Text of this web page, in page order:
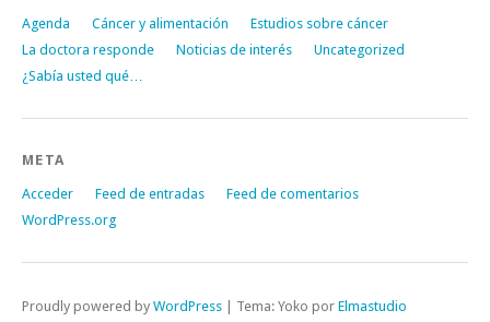
Agenda Cáncer y alimentación
Estudios sobre cáncer
La doctora responde
Noticias de interés
Uncategorized
¿Sabía usted qué…
META
Acceder Feed de entradas
Feed de comentarios
WordPress.org
Proudly powered by WordPress Tema: Yoko por Elmastudio